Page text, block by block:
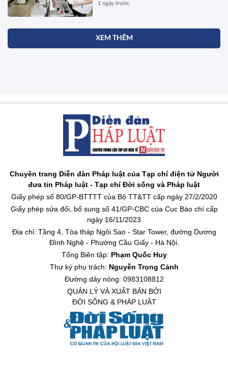
1 ngày trước
XEM THÊM
Chuyên trang Diễn đàn Pháp luật của Tạp chí điện tử Người
đưa tin Pháp luật - Tạp chí Đời sống và Pháp luật
Giấy phép số 80/GP-BTTTT của Bộ TT&TT cấp ngày 27/2/2020
Giấy phép sửa đổi, bổ sung số 41/GP-CBC của Cục Báo chí cấp
ngày 16/11/2023
Địa chỉ: Tầng 4, Tòa tháp Ngôi Sao - Star Tower, đường Dương
Đình Nghệ - Phường Cầu Giấy - Hà Nội.
Tổng Biên tập: Phạm Quốc Huy
Thư ký phụ trách: Nguyễn Trọng Cảnh
Đường dây nóng: 0983108812
QUẢN LÝ VÀ XUẤT BẢN BỞI
ĐỜI SỐNG & PHÁP LUẬT